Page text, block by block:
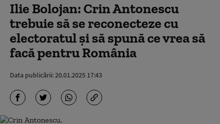
Ilie Bolojan: Crin Antonescu
trebuie să se reconecteze cu
electoratul şi să spună ce vrea să
facă pentru România
Data publicării:20.01.2025 17:43